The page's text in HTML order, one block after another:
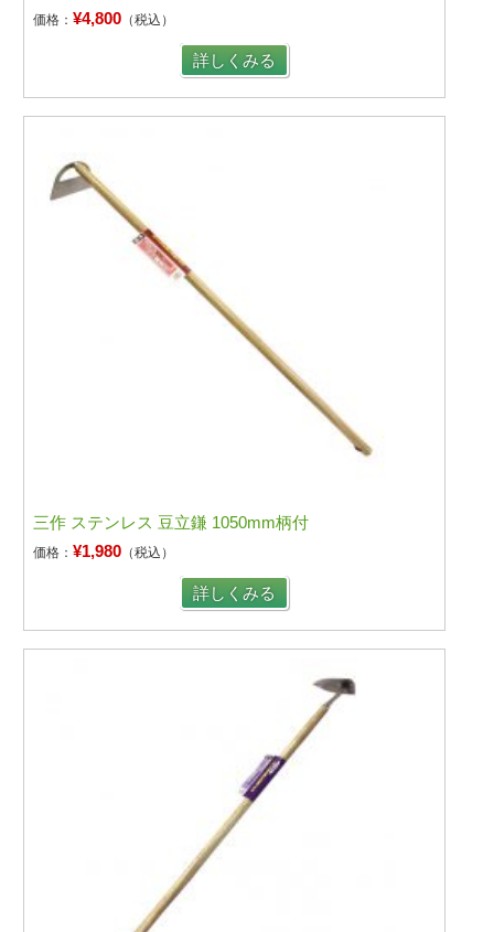
価格：¥4,800 （税込）
詳しくみる
三作 ステンレス 豆立鎌 1050mm柄付
価格：¥1,980 （税込）
詳しくみる